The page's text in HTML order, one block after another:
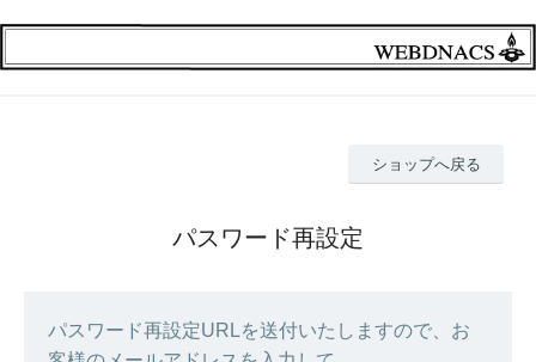
ショップへ戻る
パスワード再設定
パスワード再設定URLを送付いたしますので、お